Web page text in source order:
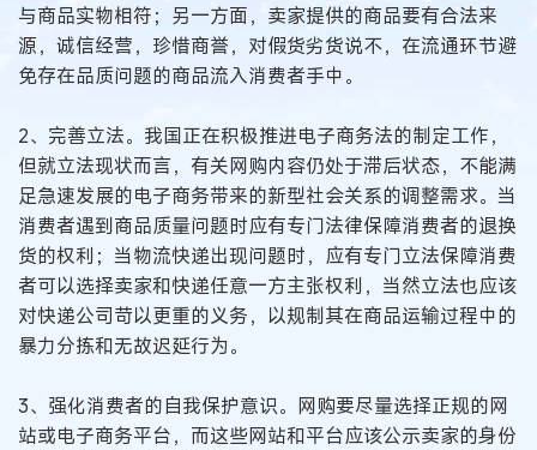
与商品实物相符；另一方面，卖家提供的商品要有合法来
源，诚信经营，珍惜商誉，对假货劣货说不，在流通环节避
免存在品质问题的商品流入消费者手中。
2、完善立法。我国正在积极推进电子商务法的制定工作，
但就立法现状而言，有关网购内容仍处于滞后状态，不能满
足急速发展的电子商务带来的新型社会关系的调整需求。当
消费者遇到商品质量问题时应有专门法律保障消费者的退换
货的权利；当物流快递出现问题时，应有专门立法保障消费
者可以选择卖家和快递任意一方主张权利，当然立法也应该
对快递公司苛以更重的义务，以规制其在商品运输过程中的
暴力分拣和无故迟延行为。
3、强化消费者的自我保护意识。网购要尽量选择正规的网
站或电子商务平台，而这些网站和平台应该公示卖家的身份